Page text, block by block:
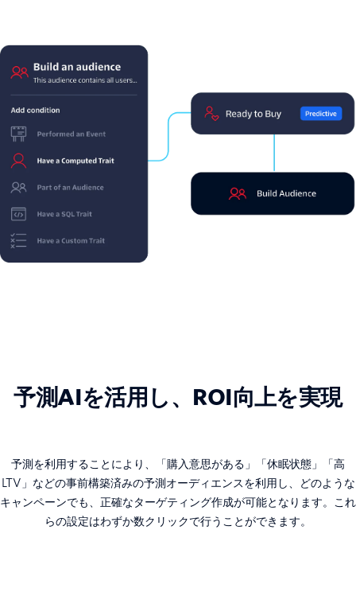
予測AIを活用し、ROI向上を実現
予測を利用することにより、「購入意思がある」「休眠状態」「高
LTV」などの事前構築済みの予測オーディエンスを利用し、どのような
キャンペーンでも、正確なターゲティング作成が可能となります。これ
らの設定はわずか数クリックで行うことができます。